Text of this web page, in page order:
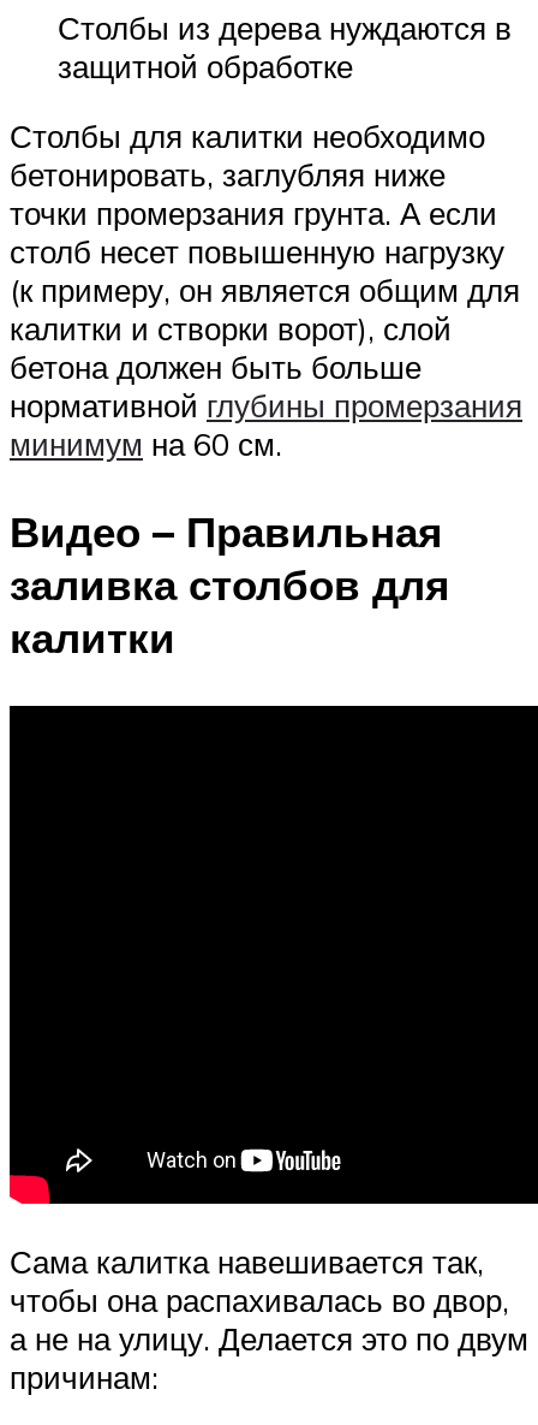
Столбы из дерева нуждаются в
защитной обработке
Столбы для калитки необходимо
бетонировать, заглубляя ниже
точки промерзания грунта. А если
столб несет повышенную нагрузку
(к примеру, он является общим для
калитки и створки ворот), слой
бетона должен быть больше
нормативной глубины промерзания
минимум на 60 см.
Видео – Правильная
заливка столбов для
калитки
Сама калитка навешивается так,
чтобы она распахивалась во двор,
а не на улицу. Делается это по двум
причинам: